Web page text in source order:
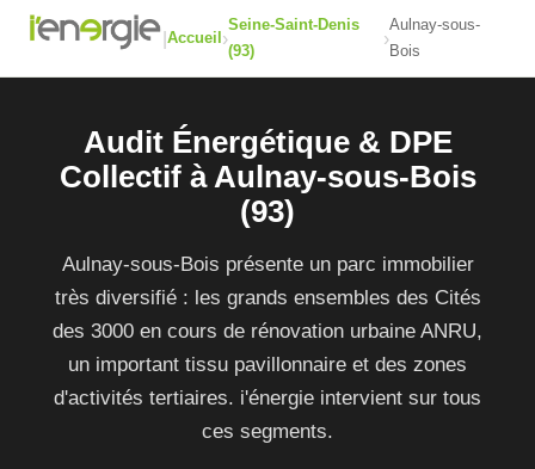
Accueil ›
Seine-Saint-Denis
(93)
›
Aulnay-sous-
Bois
Audit Énergétique & DPE
Collectif à Aulnay-sous-Bois
(93)
Aulnay-sous-Bois présente un parc immobilier
très diversifié : les grands ensembles des Cités
des 3000 en cours de rénovation urbaine ANRU,
un important tissu pavillonnaire et des zones
d'activités tertiaires. i'énergie intervient sur tous
ces segments.